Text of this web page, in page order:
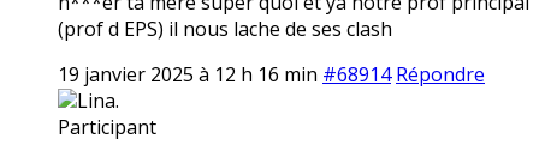
(prof d EPS) il nous lache de ses clash
19 janvier 2025 à 12 h 16 min #68914 Répondre
Lina.
Participant